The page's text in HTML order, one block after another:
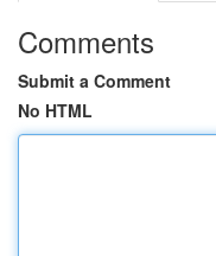
Comments
Submit a Comment
No HTML